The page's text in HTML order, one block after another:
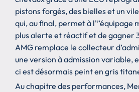
pistons forgés, des bielles et un
qui, au final, permet à l'”équipage
plus alerte et réactif et de gagner
AMG remplace le collecteur
une version à admission variable,
ci est désormais peint en gris
Au chapitre des performances,